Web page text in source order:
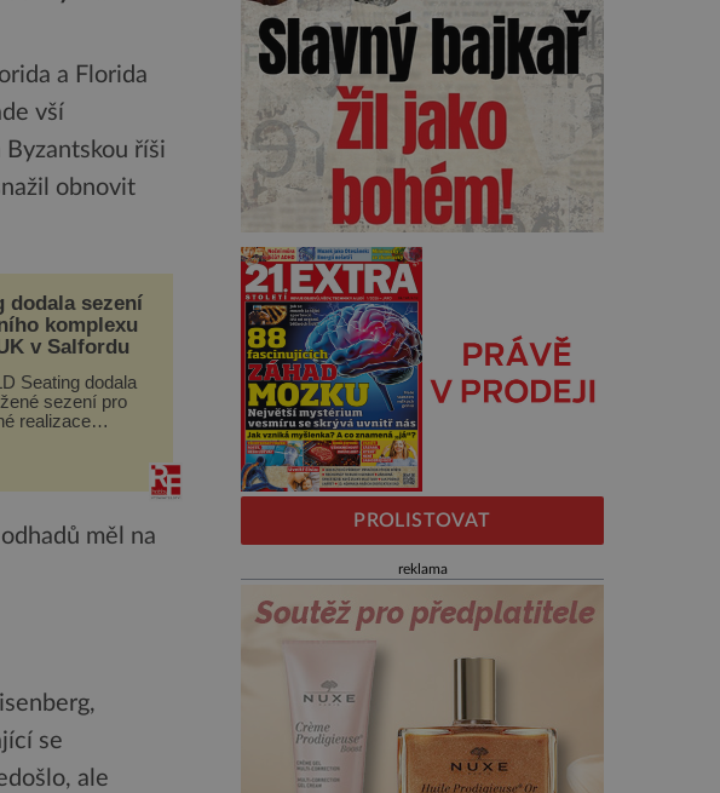
a Florida
vší
říši
obnovit
dodala sezení
komplexu
v Salfordu
Seating dodala
sezení pro
realizace
–
Komplex
měl na
se
ale
PROLISTOVAT
reklama